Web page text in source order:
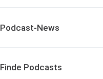
Podcast-News
Finde Podcasts